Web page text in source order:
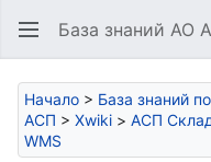
База знаний АО
Начало > База знаний
АСП > Xwiki > АСП
WMS